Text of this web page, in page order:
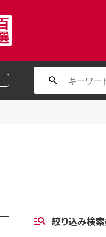
絞り込み検